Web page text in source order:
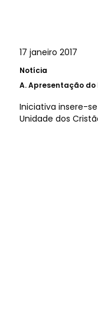
17 janeiro 2017
Notícia
A.Apresentação do
Iniciativa insere-
Unidade dos